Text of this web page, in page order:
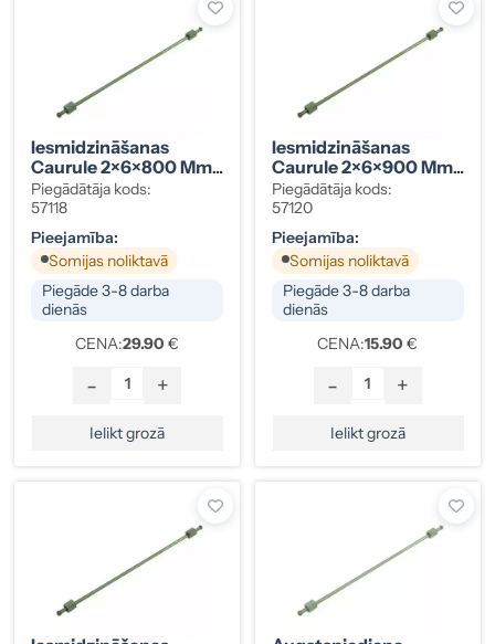
Iesmidzināšanas
Caurule 2×6×800 Mm,
Gali 12×12
Piegādātāja kods:
57118
Pieejamība:
Somijas noliktavā
Piegāde 3-8 darba
dienās
CENA:29.90 €
- +
Ielikt grozā
Iesmidzināšanas
Caurule 2×6×900 Mm,
Gali 12×12
Piegādātāja kods:
57120
Pieejamība:
Somijas noliktavā
Piegāde 3-8 darba
dienās
CENA:15.90 €
- +
Ielikt grozā